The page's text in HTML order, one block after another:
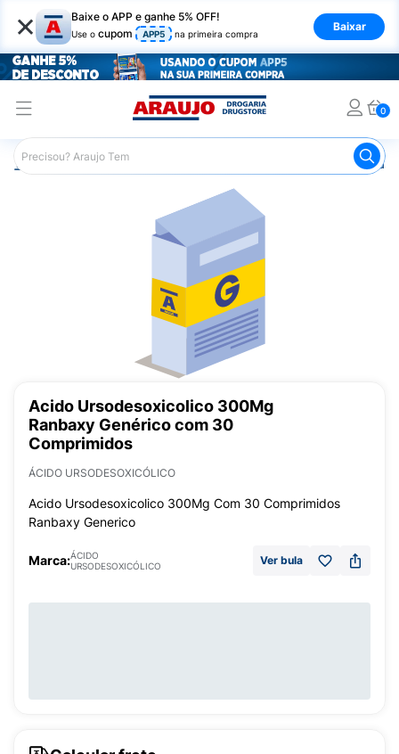
× Baixe o APP e ganhe 5% OFF!
Use o cupom APP5 na primeira compra
Baixar
0
Araujo Medicamentos Remédio para o Estômago e
Acido Ursodesoxicolico 300Mg
Ranbaxy Genérico com 30
Comprimidos
ÁCIDO URSODESOXICÓLICO
Acido Ursodesoxicolico 300Mg Com 30 Comprimidos
Ranbaxy Generico
Marca:ÁCIDO
URSODESOXICÓLICO
Ver bula